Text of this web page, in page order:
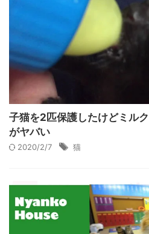
子猫を2匹保護したけどミル
がヤバい
2020/2/7 猫